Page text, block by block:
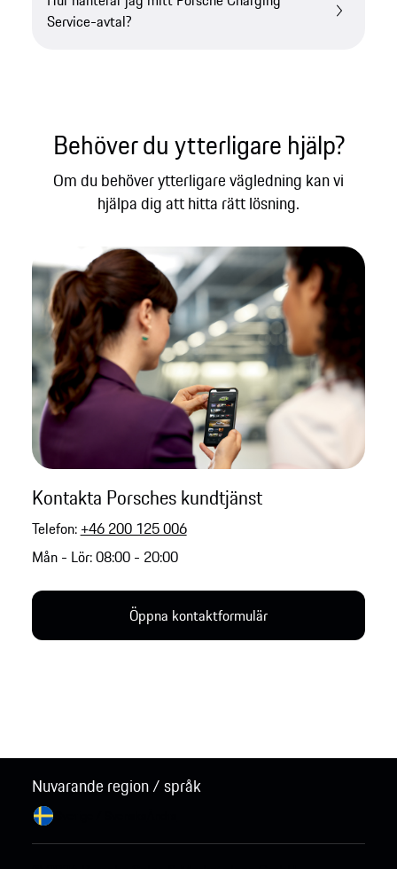
Service-avtal?
Behöver du ytterligare hjälp?​
Om du behöver ytterligare vägledning kan vi
hjälpa dig att hitta rätt lösning.​
Kontakta Porsches kundtjänst
Telefon: +46 200 125 006
Mån - Lör: 08:00 - 20:00
Öppna kontaktformulär
Nuvarande region / språk